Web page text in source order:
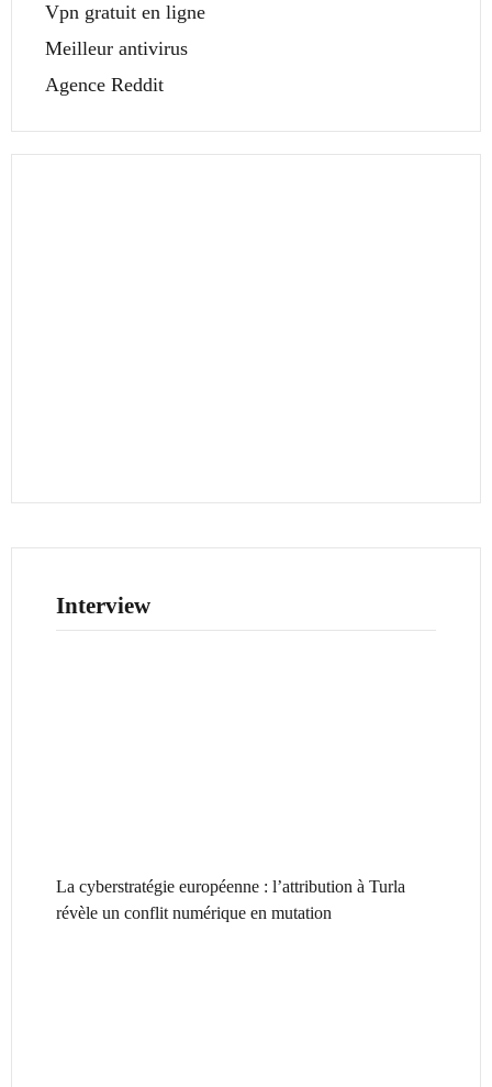
Vpn gratuit en ligne
Meilleur antivirus
Agence Reddit
Interview
La cyberstratégie européenne : l’attribution à Turla
révèle un conflit numérique en mutation